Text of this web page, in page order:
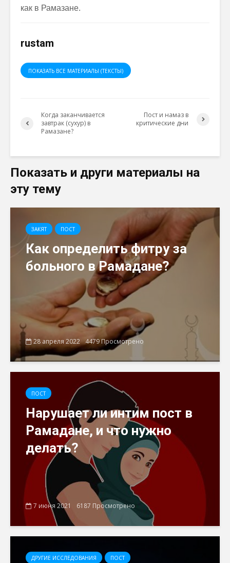
как в Рамазане.
rustam
ПОКАЗАТЬ ВСЕ МАТЕРИАЛЫ (ТЕКСТЫ)
Когда заканчивается
завтрак (сухур) в
Рамазане?
Пост и намаз в
критические дни
Показать и други материалы на
эту тему
ЗАКЯТ ПОСТ
Как определить фитру за
больного в Рамадане?
28 апреля 2022 4479 Просмотрено
ПОСТ
Нарушает ли интим пост в
Рамадане, и что нужно
делать?
7 июня 2021 6187 Просмотрено
ДРУГИЕ ИССЛЕДОВАНИЯ ПОСТ